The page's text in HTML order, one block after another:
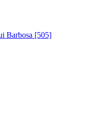
Barbosa [505]